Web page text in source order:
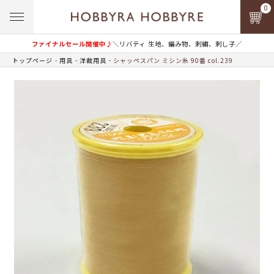
ファイナルセール開催中♪＼リバティ 生地、編み物、刺繍、刺し子／
0
トップページ 用具 洋裁用具 シャッペスパン ミシン糸 90番 col.239